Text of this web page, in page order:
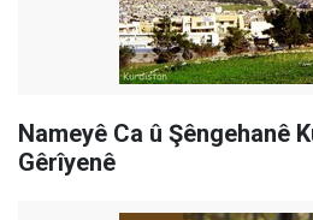
Nameyê Ca û Şêngehanê
Gêrîyenê